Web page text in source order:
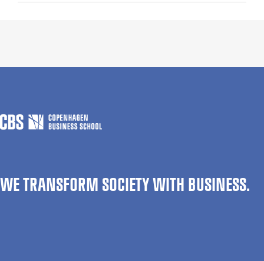
WE TRANSFORM SOCIETY WITH BUSINESS.